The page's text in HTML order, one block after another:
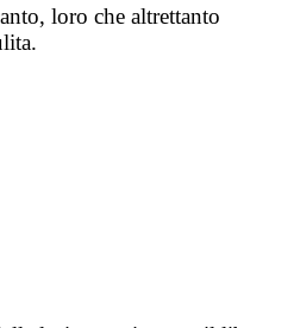
loro che altrettanto